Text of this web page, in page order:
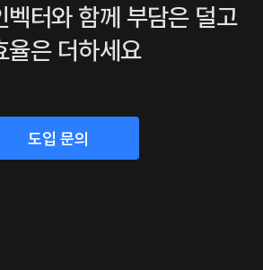
벡터와 함께 부담은 덜고
율은 더하세요
도입 문의